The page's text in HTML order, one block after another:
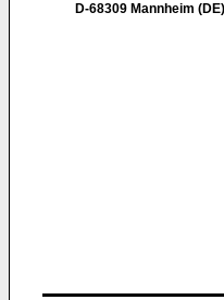
D-68309 Mannheim (DE)